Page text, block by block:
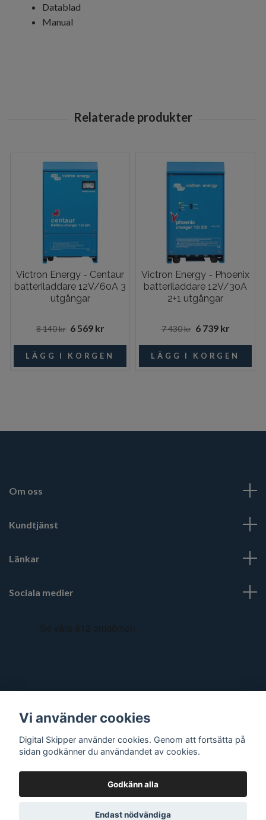
Datablad
Manual
Victron Energy - Centaur
batteriladdare 12V/60A 3
utgångar
8 140 kr 6 569 kr
Victron Energy - Phoenix
batteriladdare 12V/30A
2+1 utgångar
7 430 kr 6 739 kr
Om oss
Kundtjänst
Länkar
Sociala medier
© 2026 Digital Skipper
Vi använder cookies
Digital Skipper använder cookies. Genom att fortsätta på
sidan godkänner du användandet av cookies.
Godkänn alla
Endast nödvändiga